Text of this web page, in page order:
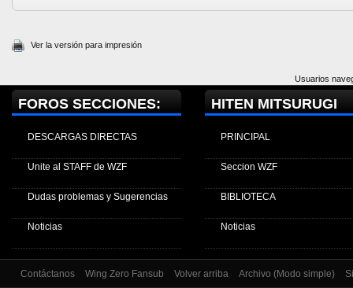
Ver la versión para impresión
Usuarios
FOROS SECCIONES:
DESCARGAS DIRECTAS
Unite al STAFF de WZF
Dudas problemas y Sugerencias
Noticias
HITEN MITSURUGI
PRINCIPAL
Seccion WZF
BIBLIOTECA
Noticias
Contáctanos Wing Zero Fansub Volver arriba Archivo (Modo simple)